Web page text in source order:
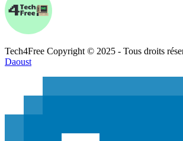
Tech4Free Copyright © 2025 - Tous droits
Daoust